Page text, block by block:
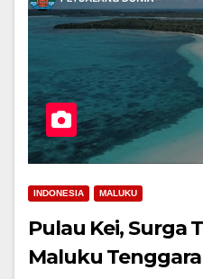
INDONESIA MALUKU
Pulau Kei, Surga
Maluku Tenggara